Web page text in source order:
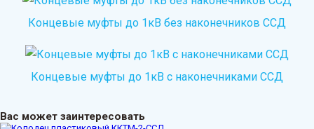
Концевые муфты до 1кВ без наконечников ССД
Концевые муфты до 1кВ с наконечниками ССД
Вас может заинтересовать